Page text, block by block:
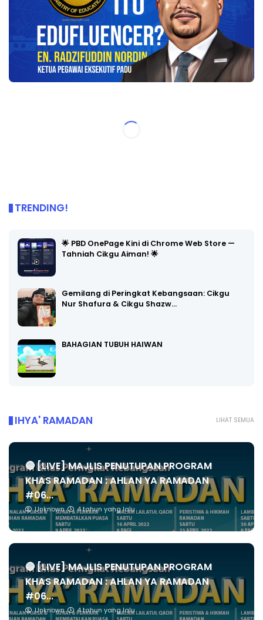
TRENDING!
🌟 PBD OnePage Kini di Chrome Web Store —
Tahniah Cikgu Aiman! 🌟
Gemilang di Peringkat Kebangsaan: Cikgu
Nur Shafura & Cikgu Shazw…
BAHAGIAN TUBUH HAIWAN
LIHAT SEMUA
IHYA' RAMADAN
🔴 [LIVE] MAJLIS PENUTUPAN PROGRAM
KHAS RAMADAN : AHLAN YA RAMADAN
#06...
Unknown 4 tahun yang lalu
🔴 [LIVE] MAJLIS PENUTUPAN PROGRAM
KHAS RAMADAN : AHLAN YA RAMADAN
#06...
Unknown 4 tahun yang lalu